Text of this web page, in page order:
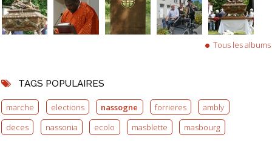
Tous les albums
TAGS POPULAIRES
marche elections nassogne forrieres
ambly
deces
nassonia ecolo masblette masbourg